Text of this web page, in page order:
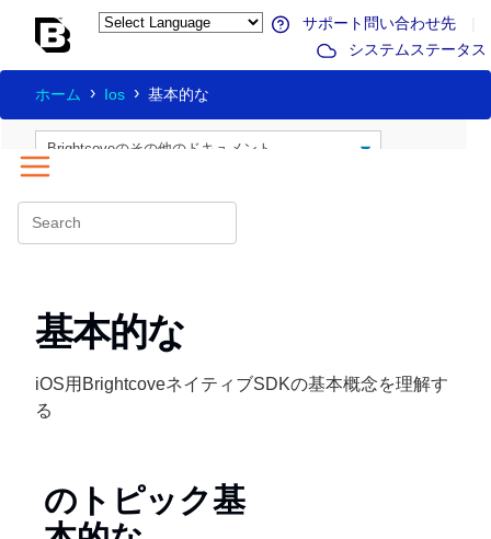
サポート問い合わせ先
システムステータス
ホーム Ios 基本的な
基本的な
iOS用BrightcoveネイティブSDKの基本概念を理解す
る
のトピック基